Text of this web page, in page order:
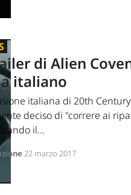
di Alien
italiano
italiana di 20th
deciso di "correre ai
il...
22 marzo 2017